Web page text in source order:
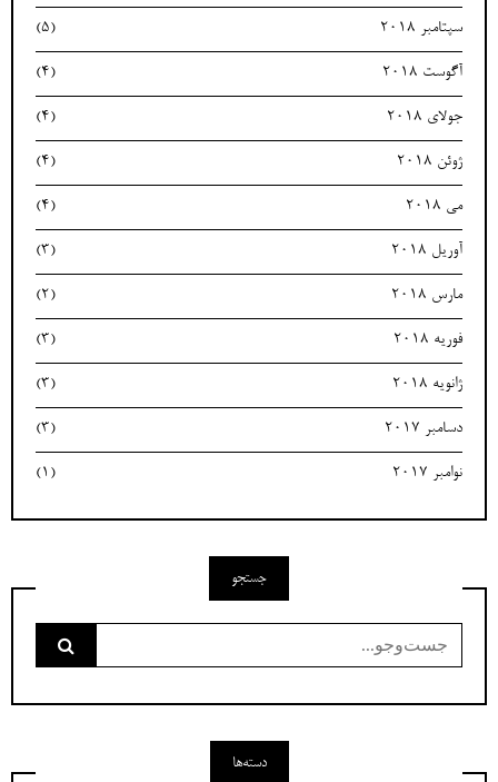
سپتامبر 2018 (5)
آگوست 2018 (4)
جولای 2018 (4)
ژوئن 2018 (4)
می 2018 (4)
آوریل 2018 (3)
مارس 2018 (2)
فوریه 2018 (3)
ژانویه 2018 (3)
دسامبر 2017 (3)
نوامبر 2017 (1)
جستجو
برای:
دسته‌ها